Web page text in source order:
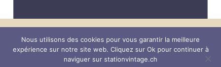
PayPal MasterCardAmerican
Express
Foulards et écharpes Gants
Lunettes de soleil
Porte-monnaie
Nous utilisons des cookies pour vous garantir la meilleure
expérience sur notre site web. Cliquez sur Ok pour continuer à
naviguer sur stationvintage.ch